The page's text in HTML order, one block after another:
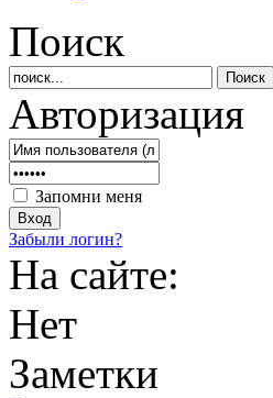
Поиск
Авторизация
Запомни меня
Забыли логин?
На сайте:
Нет
Заметки